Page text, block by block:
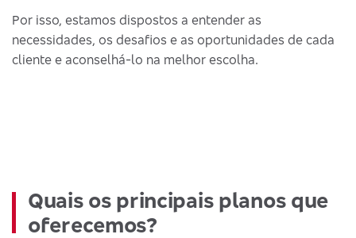
Por isso, estamos dispostos a entender as
necessidades, os desafios e as oportunidades de cada
cliente e aconselhá-lo na melhor escolha.
Quais os principais planos que
oferecemos?